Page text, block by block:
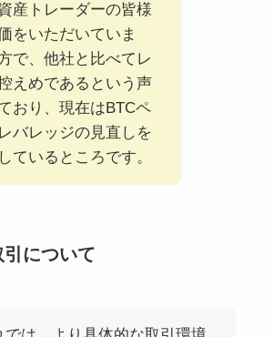
産トレーダーの皆様
をいただいていま
で、他社と比べてレ
えめであるという声
おり、現在はBTCペ
バレッジの見直しを
ているところです。
について